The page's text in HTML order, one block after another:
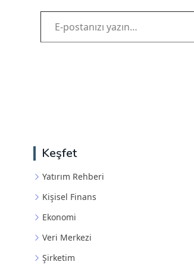
E-postanızı yazın…
Keşfet
Yatırım Rehberi
Kişisel Finans
Ekonomi
Veri Merkezi
Şirketim